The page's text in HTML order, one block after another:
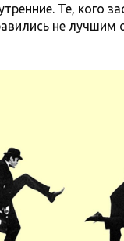
Те, кого
не лучшим